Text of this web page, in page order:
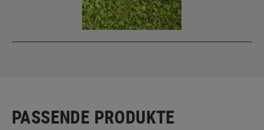
PASSENDE PRODUKTE